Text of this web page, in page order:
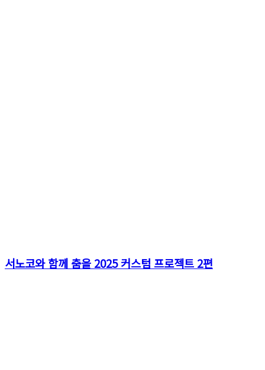
서노코와 함께 춤을 2025 커스텀 프로젝트 2편